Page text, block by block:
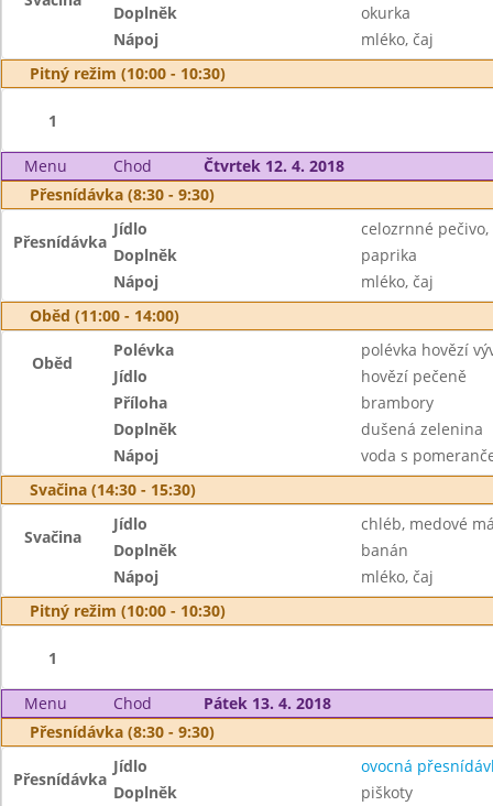
Doplněk
okurka
Nápoj
mléko, čaj
Pitný režim (10:00 - 10:30)
1
Menu Chod
Čtvrtek 12. 4. 2018
Přesnídávka (8:30 - 9:30)
Přesnídávka
Jídlo
celozrnné
Doplněk
paprika
Nápoj
mléko, čaj
Oběd (11:00 - 14:00)
Oběd
Polévka
polévka hovězí
Jídlo
hovězí pečeně
Příloha
brambory
Doplněk
dušená zelenina
Nápoj
voda s
Svačina (14:30 - 15:30)
Svačina
Jídlo
chléb, medové
Doplněk
banán
Nápoj
mléko, čaj
Pitný režim (10:00 - 10:30)
1
Menu Chod
Pátek 13. 4. 2018
Přesnídávka (8:30 - 9:30)
Přesnídávka
Jídlo
ovocná
Doplněk
piškoty